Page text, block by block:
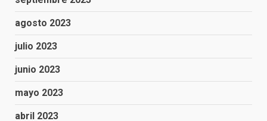
agosto 2023
julio 2023
junio 2023
mayo 2023
abril 2023